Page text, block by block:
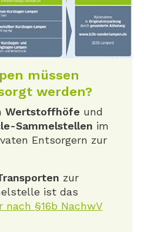
müssen
werden?
Wertstoffhöfe und
Sammelstellen im
Entsorgern zur
zur
ist das
nach §16b NachwV